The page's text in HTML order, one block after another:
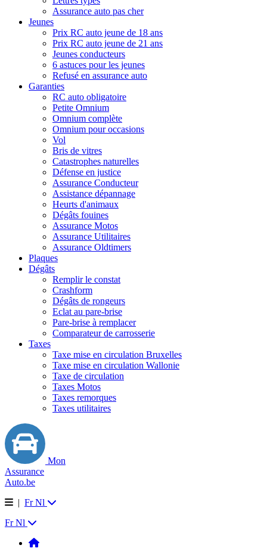
Assurance auto pas cher
Jeunes
Prix RC auto jeune de 18 ans
Prix RC auto jeune de 21 ans
Jeunes conducteurs
6 astuces pour les jeunes
Refusé en assurance auto
Garanties
RC auto obligatoire
Petite Omnium
Omnium complète
Omnium pour occasions
Vol
Bris de vitres
Catastrophes naturelles
Défense en justice
Assurance Conducteur
Assistance dépannage
Heurts d'animaux
Dégâts fouines
Assurance Motos
Assurance Utilitaires
Assurance Oldtimers
Plaques
Dégâts
Remplir le constat
Crashform
Dégâts de rongeurs
Eclat au pare-brise
Pare-brise à remplacer
Comparateur de carrosserie
Taxes
Taxe mise en circulation Bruxelles
Taxe mise en circulation Wallonie
Taxe de circulation
Taxes Motos
Taxes remorques
Taxes utilitaires
Mon
Assurance
Auto.be
| Fr Nl
Fr Nl